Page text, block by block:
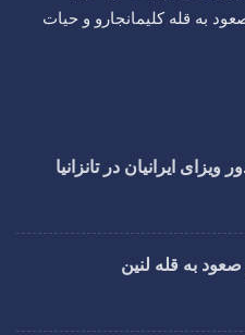
به قله کلیمانجارو و حیات
ویزای ایرانیان در تانزانیا
به قله لنین